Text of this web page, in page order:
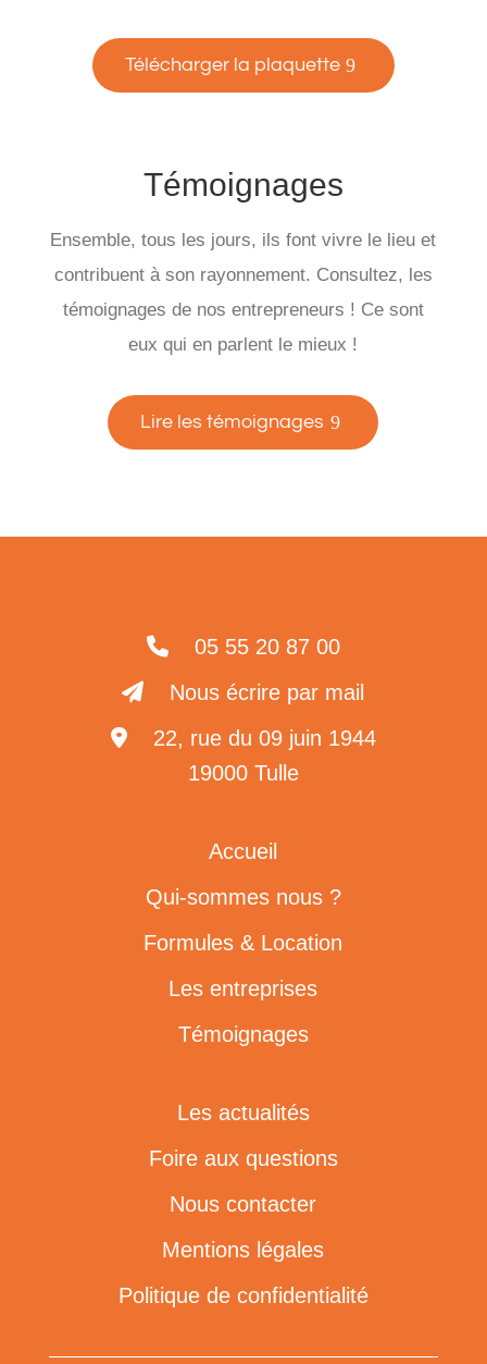
Télécharger la plaquette
Témoignages
Ensemble, tous les jours, ils font vivre le lieu et
contribuent à son rayonnement. Consultez, les
témoignages de nos entrepreneurs ! Ce sont
eux qui en parlent le mieux !
Lire les témoignages
05 55 20 87 00
Nous écrire par mail
22, rue du 09 juin 1944
19000 Tulle
Accueil
Qui-sommes nous ?
Formules & Location
Les entreprises
Témoignages
Les actualités
Foire aux questions
Nous contacter
Mentions légales
Politique de confidentialité